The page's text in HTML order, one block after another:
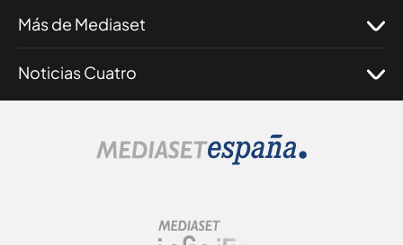
Más de Mediaset
Noticias Cuatro